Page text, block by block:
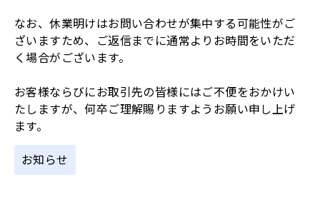
なお、休業明けはお問い合わせが集中する可能性がご
ざいますため、ご返信までに通常よりお時間をいただ
く場合がございます。
お客様ならびにお取引先の皆様にはご不便をおかけい
たしますが、何卒ご理解賜りますようお願い申し上げ
ます。
お知らせ